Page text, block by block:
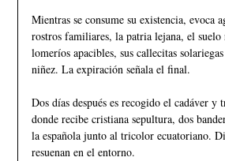
Mientras se consume su existencia, evoca
rostros familiares, la patria lejana, el suelo
lomeríos apacibles, sus callecitas
niñez. La expiración señala el final.
Dos días después es recogido el cadáver y
donde recibe cristiana sepultura, dos
la española junto al tricolor ecuatoriano.
resuenan en el entorno.